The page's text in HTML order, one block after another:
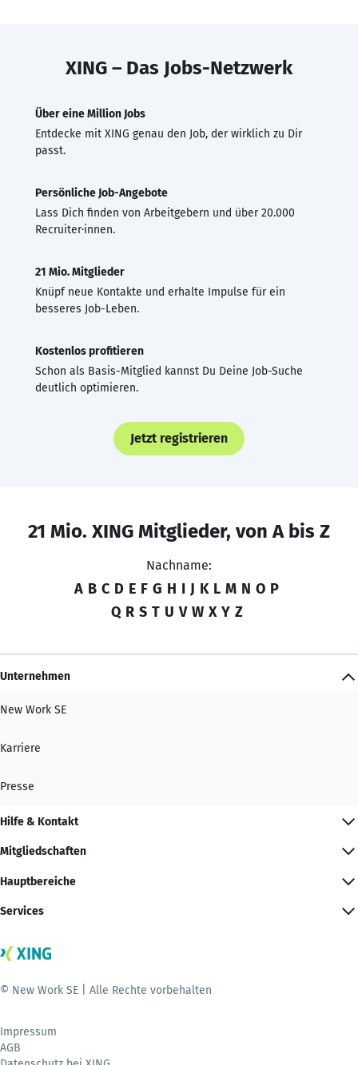
XING – Das Jobs-Netzwerk
Über eine Million Jobs
Entdecke mit XING genau den Job, der wirklich zu Dir
passt.
Persönliche Job-Angebote
Lass Dich finden von Arbeitgebern und über 20.000
Recruiter·innen.
21 Mio. Mitglieder
Knüpf neue Kontakte und erhalte Impulse für ein
besseres Job-Leben.
Kostenlos profitieren
Schon als Basis-Mitglied kannst Du Deine Job-Suche
deutlich optimieren.
Jetzt registrieren
21 Mio. XING Mitglieder, von A bis Z
Nachname:
A B C D E F G H I J K L M N O P
Q R S T U V W X Y Z
Unternehmen
New Work SE
Karriere
Presse
Hilfe & Kontakt
Mitgliedschaften
Hauptbereiche
Services
© New Work SE | Alle Rechte vorbehalten
Impressum
AGB